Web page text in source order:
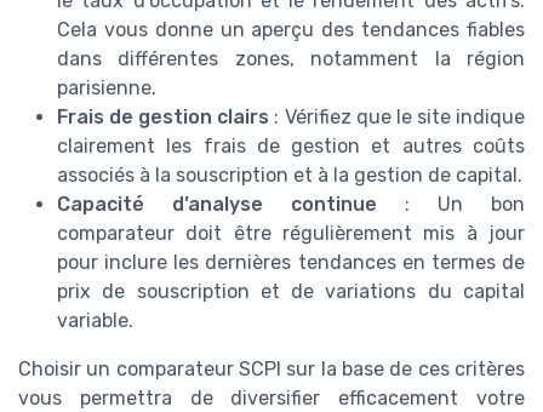
Cela vous donne un aperçu des tendances fiables
dans différentes zones, notamment la région
parisienne.
Frais de gestion clairs : Vérifiez que le site indique
clairement les frais de gestion et autres coûts
associés à la souscription et à la gestion de capital.
Capacité d’analyse continue : Un bon
comparateur doit être régulièrement mis à jour
pour inclure les dernières tendancesen termes de
prix de souscription et de variations du capital
variable.
Choisir un comparateur SCPI sur la base de ces critères
vous permettra de diversifier efficacement votre